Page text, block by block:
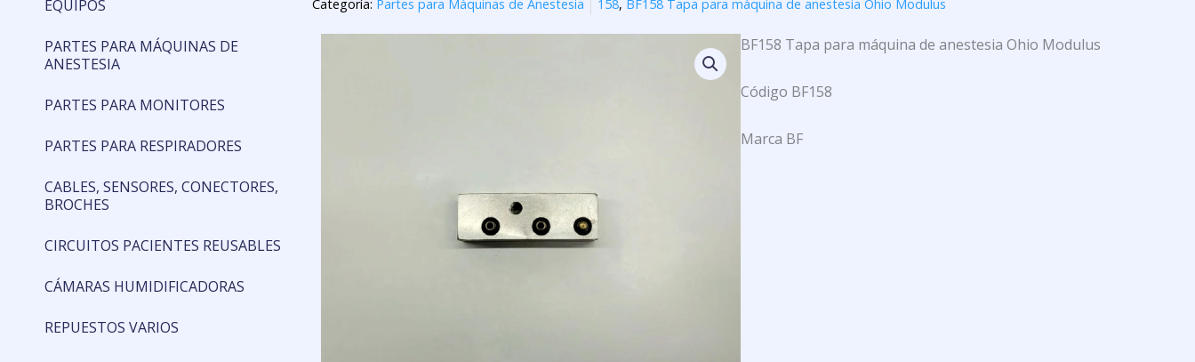
EQUIPOS
PARTES PARA MÁQUINAS DE
ANESTESIA
PARTES PARA MONITORES
PARTES PARA RESPIRADORES
CABLES, SENSORES, CONECTORES,
BROCHES
CIRCUITOS PACIENTES REUSABLES
CÁMARAS HUMIDIFICADORAS
REPUESTOS VARIOS
Categoría: Partes para Máquinas de Anestesia 158, BF158 Tapa para máquina de anestesia Ohio Modulus
BF158 Tapa para máquina de anestesia Ohio Modulus
Código BF158
Marca BF